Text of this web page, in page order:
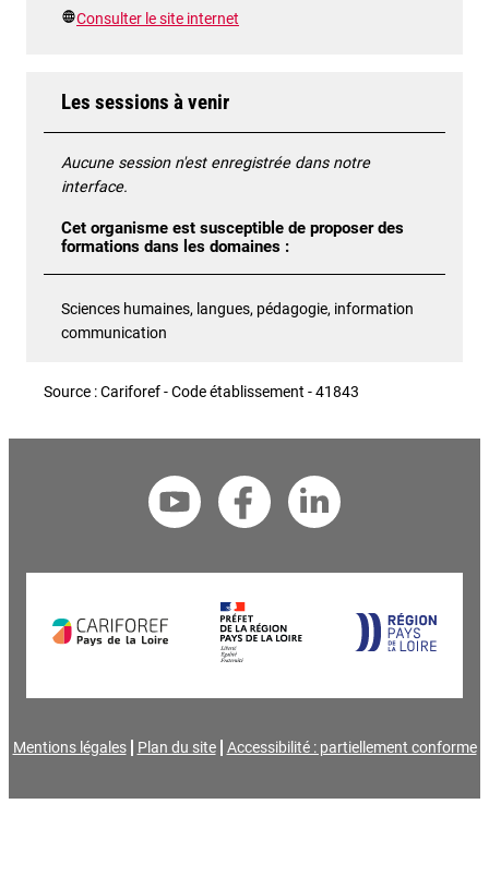
Consulter le site internet
Les sessions à venir
Aucune session n'est enregistrée dans notre
interface.
Cet organisme est susceptible de proposer des
formations dans les domaines :
Sciences humaines, langues, pédagogie, information
communication
Source : Cariforef - Code établissement - 41843
Mentions légales Plan du site Accessibilité : partiellement conforme